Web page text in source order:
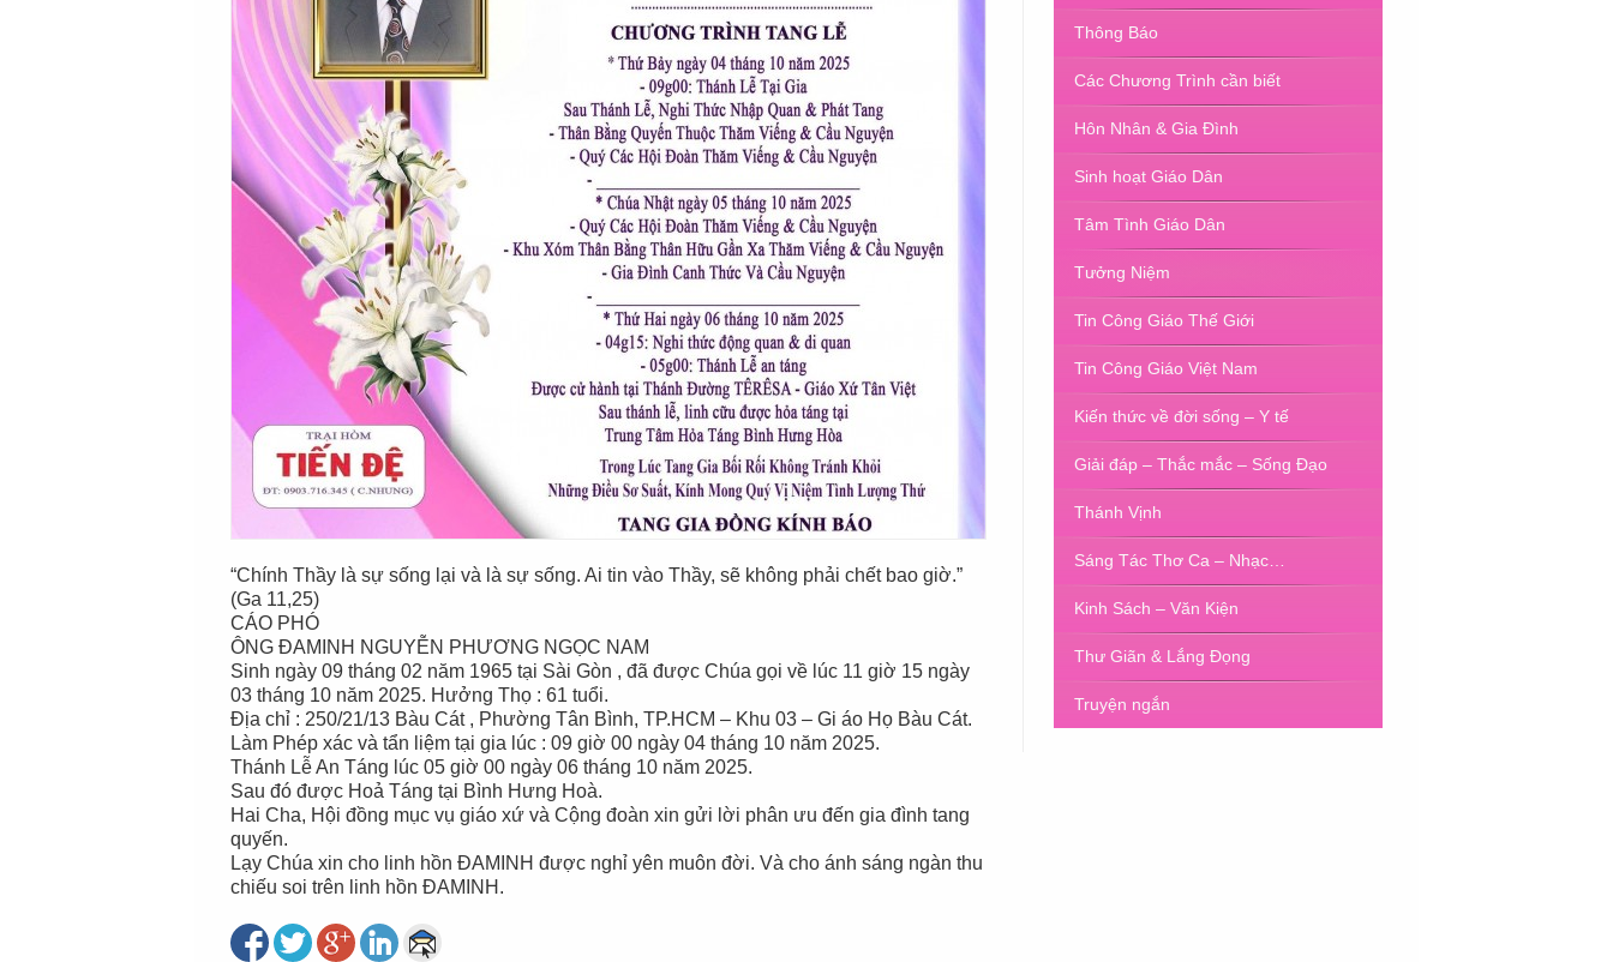
“Chính Thầy là sự sống lại và là sự sống. Ai tin vào Thầy, sẽ không phải chết bao giờ.”
(Ga 11,25)
CÁO PHÓ
ÔNG ĐAMINH NGUYỄN PHƯƠNG NGỌC NAM
Sinh ngày 09 tháng 02 năm 1965 tại Sài Gòn , đã được Chúa gọi về lúc 11 giờ 15 ngày
03 tháng 10 năm 2025. Hưởng Thọ : 61 tuổi.
Địa chỉ : 250/21/13 Bàu Cát , Phường Tân Bình, TP.HCM – Khu 03 – Gi áo Họ Bàu Cát.
Làm Phép xác và tẩn liệm tại gia lúc : 09 giờ 00 ngày 04 tháng 10 năm 2025.
Thánh Lễ An Táng lúc 05 giờ 00 ngày 06 tháng 10 năm 2025.
Sau đó được Hoả Táng tại Bình Hưng Hoà.
Hai Cha, Hội đồng mục vụ giáo xứ và Cộng đoàn xin gửi lời phân ưu đến gia đình tang
quyến.
Lạy Chúa xin cho linh hồn ĐAMINH được nghỉ yên muôn đời. Và cho ánh sáng ngàn thu
chiếu soi trên linh hồn ĐAMINH.
Thông Báo
Các Chương Trình cần biết
Hôn Nhân & Gia Đình
Sinh hoạt Giáo Dân
Tâm Tình Giáo Dân
Tưởng Niệm
Tin Công Giáo Thế Giới
Tin Công Giáo Việt Nam
Kiến thức về đời sống – Y tế
Giải đáp – Thắc mắc – Sống Đạo
Thánh Vịnh
Sáng Tác Thơ Ca – Nhạc…
Kinh Sách – Văn Kiện
Thư Giãn & Lắng Đọng
Truyện ngắn